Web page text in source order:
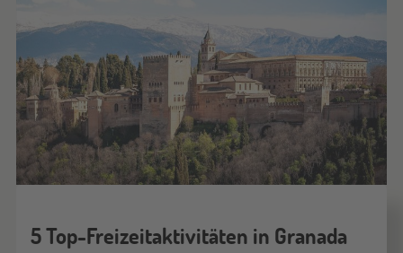
5 Top-Freizeitaktivitäten in Granada